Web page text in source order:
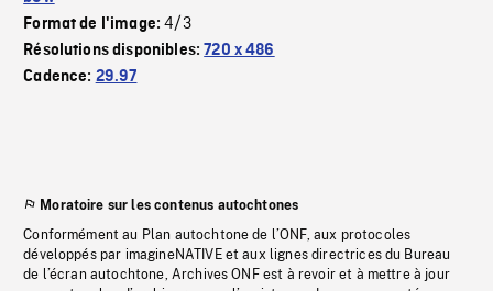
Format de l'image:4/3
Résolutions disponibles:720 x 486
Cadence: 29.97
Moratoire sur les contenus autochtones
Conformément au Plan autochtone de l’ONF, aux protocoles
développés par imagineNATIVE et aux lignes directrices du Bureau
de l’écran autochtone, Archives ONF est à revoir et à mettre à jour